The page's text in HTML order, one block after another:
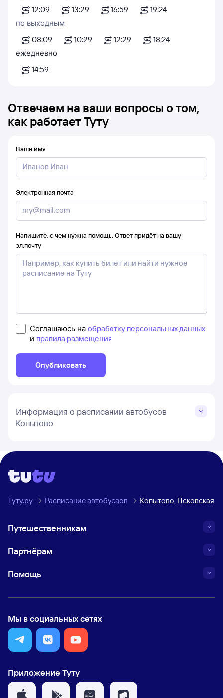
12:09
13:29 16:59
19:24
по выходным
08:09
10:29 12:29
18:24
ежедневно
14:59
Отвечаем на ваши вопросы о том,
как работает Туту
Ваше имя
Электронная почта
Напишите, с чем нужна помощь. Ответ придёт на вашу
эл.почту
Соглашаюсь на обработку персональных данных
и правила размещения
Опубликовать
Информация о расписании автобусов
Копытово
Туту.ру Расписание автобусаов Копытово, Псковская
Путешественникам
Партнёрам
Помощь
Мы в социальных сетях
Приложение Туту